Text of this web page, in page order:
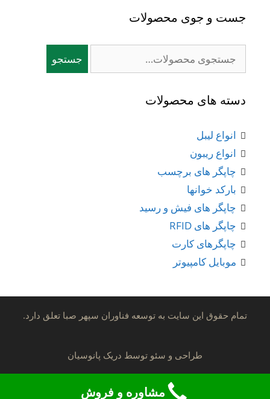
جست و جوی محصولات
برای:
جستجو
دسته های محصولات
انواع لیبل
انواع ریبون
چاپگر های برچسب
بارکد خوانها
چاپگر های فیش و رسید
چاپگر های RFID
چاپگرهای کارت
موبایل کامپیوتر
تمام حقوق این سایت به توسعه فناوران سپهر صبا تعلق دارد.
طراحی و سئو توسط دریک پانوسیان
مشاوره و فروش